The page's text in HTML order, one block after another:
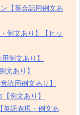
【英会話用例文あ
例文あり】【ヒッ
例文あり】
文あり】
読用例文あり】
例文あり】
語表現・例文あ